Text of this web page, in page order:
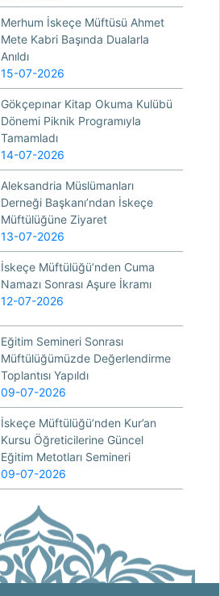
Merhum İskeçe Müftüsü Ahmet
Mete Kabri Başında Dualarla
Anıldı
15-07-2026
Gökçepınar Kitap Okuma Kulübü
Dönemi Piknik Programıyla
Tamamladı
14-07-2026
Aleksandria Müslümanları
Derneği Başkanı’ndan İskeçe
Müftülüğüne Ziyaret
13-07-2026
İskeçe Müftülüğü’nden Cuma
Namazı Sonrası Aşure İkramı
12-07-2026
Eğitim Semineri Sonrası
Müftülüğümüzde Değerlendirme
Toplantısı Yapıldı
09-07-2026
İskeçe Müftülüğü’nden Kur’an
Kursu Öğreticilerine Güncel
Eğitim Metotları Semineri
09-07-2026